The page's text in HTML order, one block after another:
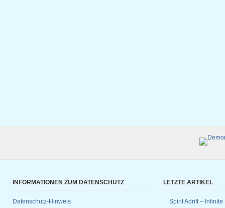
INFORMATIONEN ZUM DATENSCHUTZ
Datenschutz-Hinweis
LETZTE ARTIKEL
Spirit Adrift –